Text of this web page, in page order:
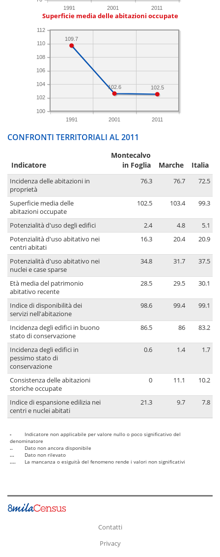
1991 2001 2011
Superficie media delle abitazioni occupate
1991 2001 2011
100
102
104
106
108
110
112
102.5
102.6
109.7
CONFRONTI TERRITORIALI AL 2011
Indicatore
Montecalvo
in Foglia
Marche Italia
Incidenza delle abitazioni in
proprietà
76.3 76.7 72.5
Superficie media delle
abitazioni occupate
102.5 103.4 99.3
Potenzialità d'uso degli edifici 2.4 4.8
5.1
Potenzialità d'uso abitativo nei
centri abitati
16.3 20.4 20.9
Potenzialità d'uso abitativo nei
nuclei e case sparse
34.8 31.7 37.5
Età media del patrimonio
abitativo recente
28.5 29.5 30.1
Indice di disponibilità dei
servizi nell'abitazione
98.6 99.4 99.1
Incidenza degli edifici in buono
stato di conservazione
86.5 86 83.2
Incidenza degli edifici in
pessimo stato di
conservazione
0.6 1.4 1.7
Consistenza delle abitazioni
storiche occupate
0 11.1 10.2
Indice di espansione edilizia nei
centri e nuclei abitati
21.3 9.7 7.8
-
Indicatore non applicabile per valore nullo o poco significativo del
denominatore
..
Dato non ancora disponibile
...
Dato non rilevato
....
La mancanza o esiguità del fenomeno rende i valori non significativi
Contatti
Privacy